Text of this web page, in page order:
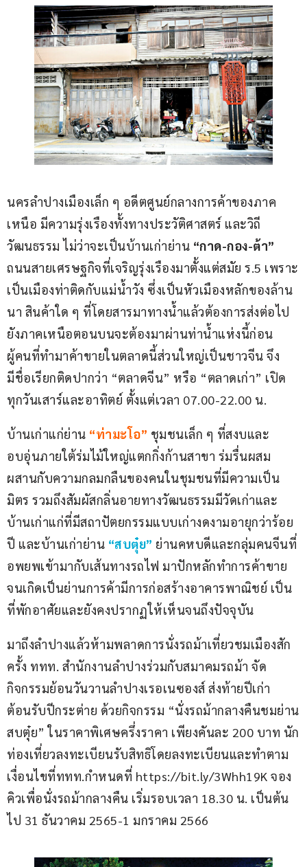
นครลำปางเมืองเล็ก ๆ อดีตศูนย์กลางการค้าของภาค
เหนือ มีความรุ่งเรืองทั้งทางประวัติศาสตร์ และวิถี
วัฒนธรรม ไม่ว่าจะเป็นบ้านเก่าย่าน “กาด-กอง-ต้า”
ถนนสายเศรษฐกิจที่เจริญรุ่งเรืองมาตั้งแต่สมัย ร.5 เพราะ
เป็นเมืองท่าติดกับแม่นํ้าวัง ซึ่งเป็นหัวเมืองหลักของล้าน
นา สินค้าใด ๆ ที่โดยสารมาทางนํ้าแล้วต้องการส่งต่อไป
ยังภาคเหนือตอนบนจะต้องมาผ่านท่านํ้าแห่งนี้ก่อน
ผู้คนที่ทำมาค้าขายในตลาดนี้ส่วนใหญ่เป็นชาวจีน จึง
มีชื่อเรียกติดปากว่า “ตลาดจีน” หรือ “ตลาดเก่า” เปิด
ทุกวันเสาร์และอาทิตย์ ตั้งแต่เวลา 07.00-22.00 น.
บ้านเก่าแก่ย่าน “ท่ามะโอ” ชุมชนเล็ก ๆ ที่สงบและ
อบอุ่นภายใต้ร่มไม้ใหญ่แตกกิ่งก้านสาขา ร่มรื่นผสม
ผสานกับความกลมกลืนของคนในชุมชนที่มีความเป็น
มิตร รวมถึงสัมผัสกลิ่นอายทางวัฒนธรรมมีวัดเก่าและ
บ้านเก่าแก่ที่มีสถาปัตยกรรมแบบเก่างดงามอายุกว่าร้อย
ปี และบ้านเก่าย่าน “สบตุ๋ย” ย่านคหบดีและกลุ่มคนจีนที่
อพยพเข้ามากับเส้นทางรถไฟ มาปักหลักทำการค้าขาย
จนเกิดเป็นย่านการค้ามีการก่อสร้างอาคารพาณิชย์ เป็น
ที่พักอาศัยและยังคงปรากฏให้เห็นจนถึงปัจจุบัน
มาถึงลำปางแล้วห้ามพลาดการนั่งรถม้าเที่ยวชมเมืองสัก
ครั้ง ททท. สำนักงานลำปางร่วมกับสมาคมรถม้า จัด
กิจกรรมย้อนวันวานลำปางเรอเนซองส์ ส่งท้ายปีเก่า
ต้อนรับปีกระต่าย ด้วยกิจกรรม “นั่งรถม้ากลางคืนชมย่าน
สบตุ๋ย” ในราคาพิเศษครึ่งราคา เพียงคันละ 200 บาท นัก
ท่องเที่ยวลงทะเบียนรับสิทธิโดยลงทะเบียนและทำตาม
เงื่อนไขที่ททท.กำหนดที่ https://bit.ly/3Whh19K จอง
คิวเพื่อนั่งรถม้ากลางคืน เริ่มรอบเวลา 18.30 น. เป็นต้น
ไป 31 ธันวาคม 2565-1 มกราคม 2566